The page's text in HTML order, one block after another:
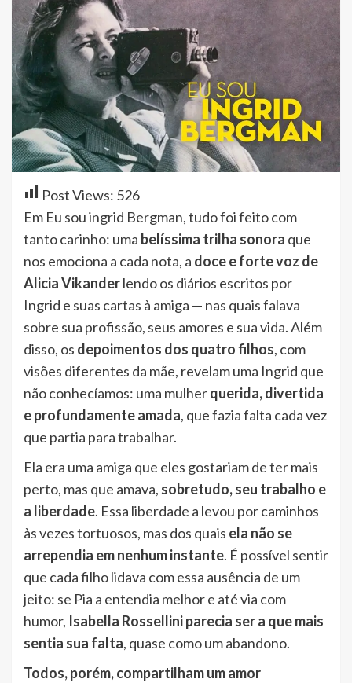
Post Views: 526
Em Eu sou ingrid Bergman, tudo foi feito com
tanto carinho: uma belíssima trilha sonora que
nos emociona a cada nota, a doce e forte voz de
Alicia Vikanderlendo os diários escritos por
Ingrid e suas cartas à amiga — nas quais falava
sobre sua profissão, seus amores e sua vida. Além
disso, os depoimentos dos quatro filhos, com
visões diferentes da mãe, revelam uma Ingrid que
não conhecíamos: uma mulherquerida, divertida
e profundamente amada, que fazia falta cada vez
que partia para trabalhar.
Ela era uma amiga que eles gostariam de ter mais
perto, mas que amava, sobretudo, seu trabalho e
a liberdade. Essa liberdade a levou por caminhos
às vezes tortuosos, mas dos quais ela não se
arrependia em nenhum instante. É possível sentir
que cada filho lidava com essa ausência de um
jeito: se Pia a entendia melhor e até via com
humor, Isabella Rossellini parecia ser a que mais
sentia sua falta, quase como um abandono.
Todos, porém, compartilham um amor